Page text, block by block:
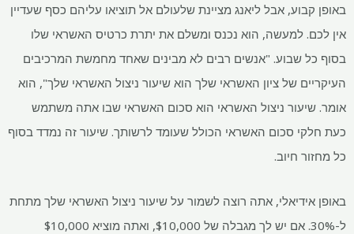
באופן קבוע, אבל ליאנג מציינת שלעולם אל תוציאו עליהם כסף שעדיין
אין לכם. למעשה, הוא נכנס ומשלם את יתרת כרטיס האשראי שלו
בסוף כל שבוע. "אנשים רבים לא מבינים שאחד מחמשת המרכיבים
העיקריים של ציון האשראי שלך הוא שיעור ניצול האשראי שלך", הוא
אומר. שיעור ניצול האשראי הוא סכום האשראי שבו אתה משתמש
כעת חלקי סכום האשראי הכולל שעומד לרשותך. שיעור זה נמדד בסוף
כל מחזור חיוב.
באופן אידיאלי, אתה רוצה לשמור על שיעור ניצול האשראי שלך מתחת
ל-30%. אם יש לך מגבלה של $10,000, ואתה מוציא $10,000